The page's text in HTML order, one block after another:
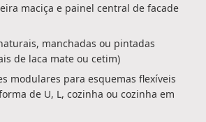
maciça e painel central de facade
manchadas ou pintadas
de laca mate ou cetim)
modulares para esquemas flexíveis
de U, L, cozinha ou cozinha em